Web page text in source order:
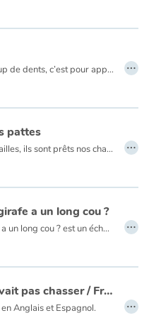
Si le caïman a beaucoup de dents, c’est pour apprendre aux enfants à compter jusqu’à cent. Si la girafe a un long cou c’est … Petite comptine étiologique pour les petits. …
pattes
Pour gagner des médailles, ils sont prêts nos champions à battre des records et à se surpasser. Chacun dans son domaine, pour la compétition. Venez vite les voir, vous serez épatés ! Préparez-vous à lire une histoire énergique, des sports de haut niveau, vous allez découvrir. Venus du monde entier, ils vont bien vous faire rire, en route pour célébrer les jeux zoolympiques ! …
a un long cou ?
Et pourquoi... la girafe a un long cou ? est un échange de questions/réponses entre un jeune enfant et sa maman à propos du long cou de la girafe. Au moment où l’adulte est à court d’arguments, l’enfant prend le relais, fournissant ses propres réponses, moins académiques certes, mais pleines d’imagination. …
Le Lion qui ne savait pas chasser / Français
Anglais et Espagnol. …